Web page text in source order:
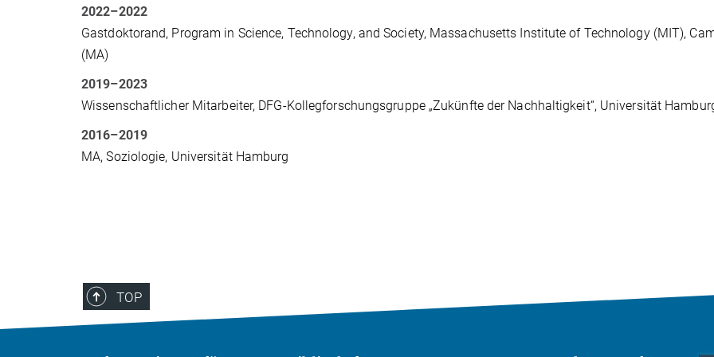
2022–2022
Gastdoktorand, Program in Science, Technology, and Society, Massachusetts Institute of Technology (MIT),
(MA)
2019–2023
Wissenschaftlicher Mitarbeiter, DFG-Kollegforschungsgruppe „Zukünfte der Nachhaltigkeit“, Universität
2016–2019
MA, Soziologie, Universität Hamburg
TOP